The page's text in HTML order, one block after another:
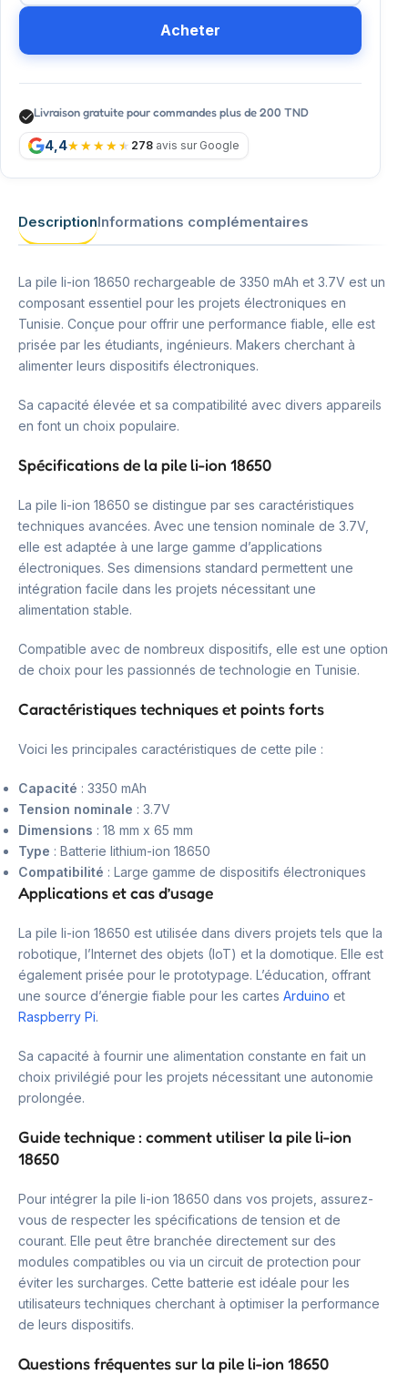
Acheter
Livraison gratuite pour commandes plus de 200 TND
4,4 278 avis sur Google
DescriptionInformations complémentaires
La pile li-ion 18650 rechargeable de 3350 mAh et 3.7V est un
composant essentiel pour les projets électroniques en
Tunisie. Conçue pour offrir une performance fiable, elle est
prisée par les étudiants, ingénieurs. Makers cherchant à
alimenter leurs dispositifs électroniques.
Sa capacité élevée et sa compatibilité avec divers appareils
en font un choix populaire.
Spécifications de la pile li-ion 18650
La pile li-ion 18650 se distingue par ses caractéristiques
techniques avancées. Avec une tension nominale de 3.7V,
elle est adaptée à une large gamme d’applications
électroniques. Ses dimensions standard permettent une
intégration facile dans les projets nécessitant une
alimentation stable.
Compatible avec de nombreux dispositifs, elle est une option
de choix pour les passionnés de technologie en Tunisie.
Caractéristiques techniques et points forts
Voici les principales caractéristiques de cette pile :
Capacité : 3350 mAh
Tension nominale : 3.7V
Dimensions : 18 mm x 65 mm
Type : Batterie lithium-ion 18650
Compatibilité : Large gamme de dispositifs électroniques
Applications et cas d’usage
La pile li-ion 18650 est utilisée dans divers projets tels que la
robotique, l’Internet des objets (IoT) et la domotique. Elle est
également prisée pour le prototypage. L’éducation, offrant
une source d’énergie fiable pour les cartes Arduino et
Raspberry Pi.
Sa capacité à fournir une alimentation constante en fait un
choix privilégié pour les projets nécessitant une autonomie
prolongée.
Guide technique : comment utiliser la pile li-ion
18650
Pour intégrer la pile li-ion 18650 dans vos projets, assurez-
vous de respecter les spécifications de tension et de
courant. Elle peut être branchée directement sur des
modules compatibles ou via un circuit de protection pour
éviter les surcharges. Cette batterie est idéale pour les
utilisateurs techniques cherchant à optimiser la performance
de leurs dispositifs.
Questions fréquentes sur la pile li-ion 18650